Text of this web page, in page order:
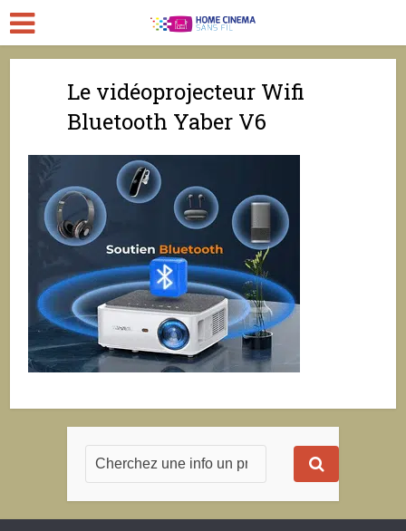
Le vidéoprojecteur Wifi
Bluetooth Yaber V6